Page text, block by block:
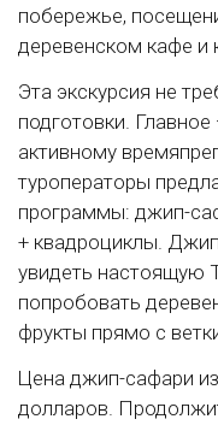
побережье,
деревенском кафе и
Эта экскурсия не
подготовки.
активному
туроператоры
программы: джип-
+ квадроциклы.
увидеть настоящую
попробовать
фрукты прямо с
Цена джип-сафари
долларов.